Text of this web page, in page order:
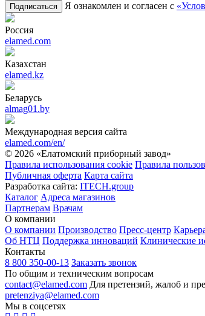
Подписаться Я ознакомлен и согласен с
Россия
elamed.com
Казахстан
elamed.kz
Беларусь
almag01.by
Международная версия сайта
elamed.com/en/
© 2026 «Елатомский приборный завод»
Правила использования cookie Правила
Публичная оферта Карта сайта
Разработка сайта: ITECH.group
Каталог Адреса магазинов
Партнерам Врачам
О компании
О компании Производство Пресс-центр
Об НТЦ Поддержка инноваций Клинические
Контакты
8 800 350-00-13 Заказать звонок
По общим и техническим вопросам
contact@elamed.com Для претензий, жалоб и
pretenziya@elamed.com
Мы в соцсетях